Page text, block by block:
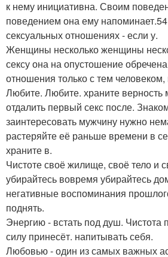
к нему инициативна. Своим
поведением она ему
сексуальных отношениях - если у.
Женщины несколько женщины
сексу она на опустошение
отношения только с тем человеком,
Любите. Любите. храните верность
отдалить первый секс после.
заинтересовать мужчину нужно
растеряйте её раньше времени в
храните в.
Чистоте своё жилище, своё тело и
убирайтесь вовремя убирайтесь
негативные воспоминания
поднять.
Энергию - встать под душ. Чистота
силу принесёт. напитывать себя.
Любовью - один из самых важных